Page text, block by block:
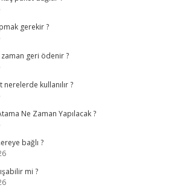
gerekir ?
geri ödenir ?
nerelerde kullanılır ?
Ne Zaman Yapılacak ?
bağlı ?
mi ?